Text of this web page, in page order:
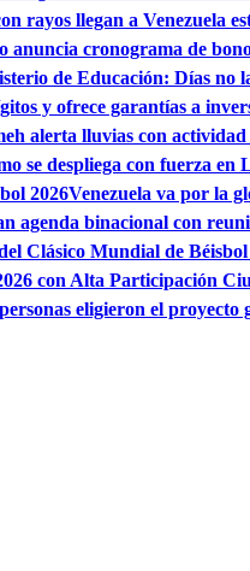
rayos llegan a Venezuela
anuncia cronograma de
de Educación: Días no
y ofrece garantías a
alerta lluvias con actividad
se despliega con fuerza en
2026Venezuela va por la
agenda binacional con
Clásico Mundial de Béisbol
con Alta Participación
eligieron el